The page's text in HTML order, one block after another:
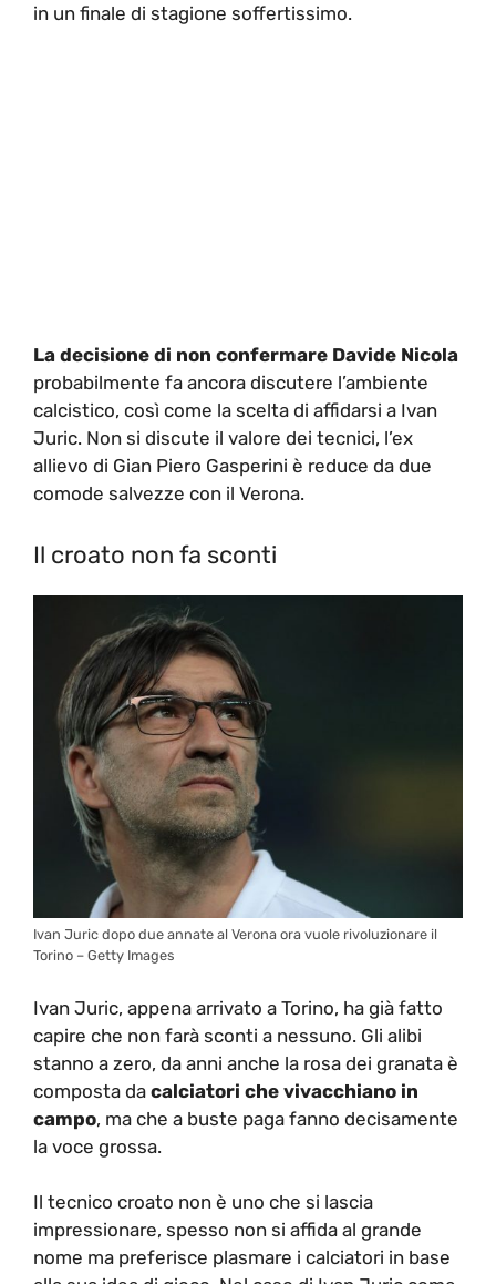
in un finale di stagione soffertissimo.
La decisione di non confermare Davide Nicola
probabilmente fa ancora discutere l’ambiente
calcistico, così come la scelta di affidarsi a Ivan
Juric. Non si discute il valore dei tecnici, l’ex
allievo di Gian Piero Gasperini è reduce da due
comode salvezze con il Verona.
Il croato non fa sconti
Ivan Juric dopo due annate al Verona ora vuole rivoluzionare il
Torino – Getty Images
Ivan Juric, appena arrivato a Torino, ha già fatto
capire che non farà sconti a nessuno. Gli alibi
stanno a zero, da anni anche la rosa dei granata è
composta da calciatori che vivacchiano in
campo, ma che a buste paga fanno decisamente
la voce grossa.
Il tecnico croato non è uno che si lascia
impressionare, spesso non si affida al grande
nome ma preferisce plasmare i calciatori in base